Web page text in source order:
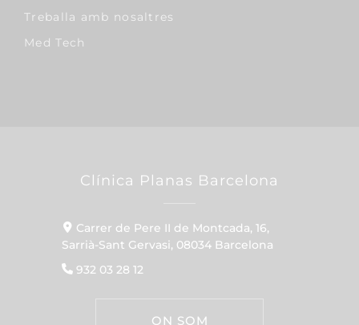
Treballa amb nosaltres
Med Tech
Clínica Planas Barcelona
Carrer de Pere II de Montcada, 16,
Sarrià-Sant Gervasi, 08034 Barcelona
932 03 28 12
ON SOM